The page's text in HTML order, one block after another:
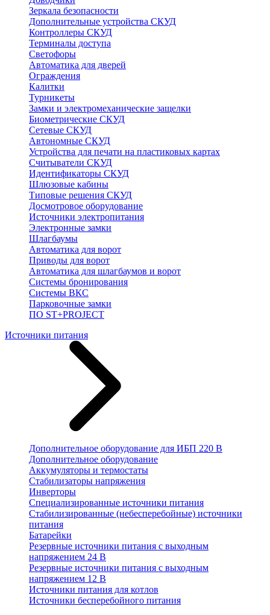
Зеркала безопасности
Дополнительные устройства СКУД
Контроллеры СКУД
Терминалы доступа
Светофоры
Автоматика для дверей
Ограждения
Калитки
Турникеты
Замки и электромеханические защелки
Биометрические СКУД
Сетевые СКУД
Автономные СКУД
Устройства для печати на пластиковых картах
Считыватели СКУД
Идентификаторы СКУД
Шлюзовые кабины
Типовые решения СКУД
Досмотровое оборудование
Источники электропитания
Электронные замки
Шлагбаумы
Автоматика для ворот
Приводы для ворот
Автоматика для шлагбаумов и ворот
Системы бронирования
Системы ВКС
Парковочные замки
ПО ST+PROJECT
Источники питания
Дополнительное оборудование для ИБП 220 В
Дополнительное оборудование
Аккумуляторы и термостаты
Стабилизаторы напряжения
Инверторы
Специализированные источники питания
Стабилизированные (небесперебойные) источники
питания
Батарейки
Резервные источники питания с выходным
напряжением 24 В
Резервные источники питания с выходным
напряжением 12 В
Источники питания для котлов
Источники бесперебойного питания